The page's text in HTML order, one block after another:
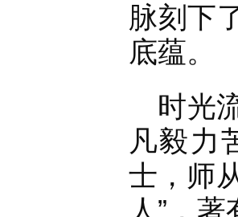
脉刻下
底蕴。
时光
凡毅力
士，师
人”，